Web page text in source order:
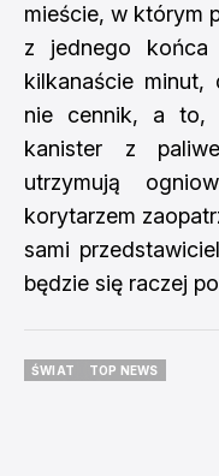
mieście, w którym
z jednego końca
kilkanaście minut,
nie cennik, a to,
kanister z
utrzymują
korytarzem
sami
będzie się raczej
ŚWIAT
TOP NEWS